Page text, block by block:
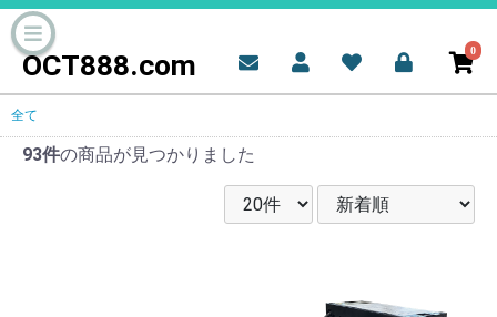
OCT888.com 0
全て
93件の商品が見つかりました